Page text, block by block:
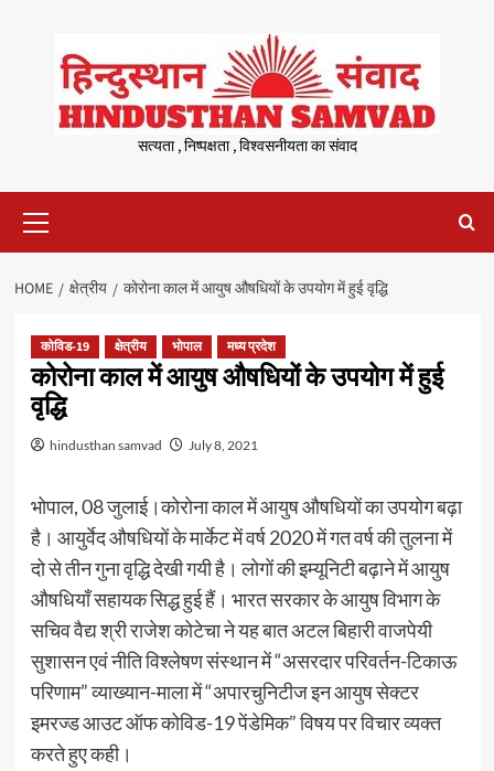
content
सत्यता , निष्पक्षता , विश्वसनीयता का संवाद
Menu
HOME क्षेत्रीय कोरोना काल में आयुष औषधियों के उपयोग में हुई वृद्धि
कोविड-19 क्षेत्रीय भोपाल मध्य प्रदेश
कोरोना काल में आयुष औषधियों के उपयोग में हुई
वृद्धि
hindusthan samvad July 8, 2021
भोपाल, 08 जुलाई।कोरोना काल में आयुष औषधियों का उपयोग बढ़ा
है। आयुर्वेद औषधियों के मार्केट में वर्ष 2020 में गत वर्ष की तुलना में
दो से तीन गुना वृद्धि देखी गयी है। लोगों की इम्यूनिटी बढ़ाने में आयुष
औषधियाँ सहायक सिद्ध हुई हैं। भारत सरकार के आयुष विभाग के
सचिव वैद्य श्री राजेश कोटेचा ने यह बात अटल बिहारी वाजपेयी
सुशासन एवं नीति विश्लेषण संस्थान में “असरदार परिवर्तन-टिकाऊ
परिणाम” व्याख्यान-माला में “अपारचुनिटीज इन आयुष सेक्टर
इमरज्ड आउट ऑफ कोविड-19 पेंडेमिक” विषय पर विचार व्यक्त
करते हुए कही।